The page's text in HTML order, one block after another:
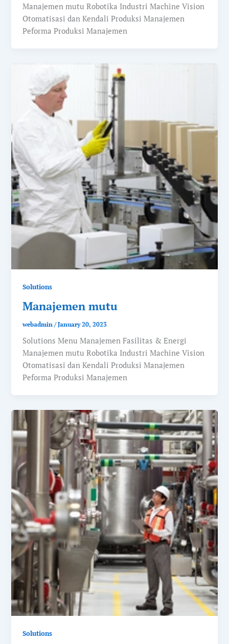
Manajemen mutu Robotika Industri Machine Vision
Otomatisasi dan Kendali Produksi Manajemen
Peforma Produksi Manajemen
Solutions
Manajemen mutu
webadmin/January 20, 2023
Solutions Menu Manajemen Fasilitas & Energi
Manajemen mutu Robotika Industri Machine Vision
Otomatisasi dan Kendali Produksi Manajemen
Peforma Produksi Manajemen
Solutions